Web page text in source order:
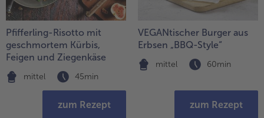
Pfifferling-Risotto mit
geschmortem Kürbis,
Feigen und Ziegenkäse
mittel 45min
zum Rezept
VEGANtischer Burger aus
Erbsen „BBQ-Style“
mittel 60min
zum Rezept